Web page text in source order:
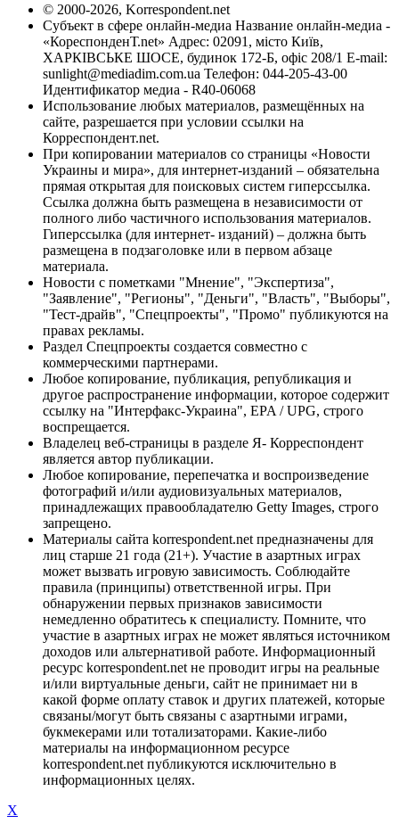
© 2000-2026, Korrespondent.net
Субъект в сфере онлайн-медиа Название онлайн-медиа -
«КореспонденТ.net» Адрес: 02091, місто Київ,
ХАРКІВСЬКЕ ШОСЕ, будинок 172-Б, офіс 208/1 E-mail:
sunlight@mediadim.com.ua Телефон: 044-205-43-00
Идентификатор медиа - R40-06068
Использование любых материалов, размещённых на
сайте, разрешается при условии ссылки на
Корреспондент.net.
При копировании материалов со страницы «Новости
Украины и мира», для интернет-изданий – обязательна
прямая открытая для поисковых систем гиперссылка.
Ссылка должна быть размещена в независимости от
полного либо частичного использования материалов.
Гиперссылка (для интернет- изданий) – должна быть
размещена в подзаголовке или в первом абзаце
материала.
Новости с пометками "Мнение", "Экспертиза",
"Заявление", "Регионы", "Деньги", "Власть", "Выборы",
"Тест-драйв", "Спецпроекты", "Промо" публикуются на
правах рекламы.
Раздел Спецпроекты создается совместно с
коммерческими партнерами.
Любое копирование, публикация, републикация и
другое распространение информации, которое содержит
ссылку на "Интерфакс-Украина", EPA / UPG, строго
воспрещается.
Владелец веб-страницы в разделе Я- Корреспондент
является автор публикации.
Любое копирование, перепечатка и воспроизведение
фотографий и/или аудиовизуальных материалов,
принадлежащих правообладателю Getty Images, строго
запрещено.
Материалы сайта korrespondent.net предназначены для
лиц старше 21 года (21+). Участие в азартных играх
может вызвать игровую зависимость. Соблюдайте
правила (принципы) ответственной игры. При
обнаружении первых признаков зависимости
немедленно обратитесь к специалисту. Помните, что
участие в азартных играх не может являться источником
доходов или альтернативой работе. Информационный
ресурс korrespondent.net не проводит игры на реальные
и/или виртуальные деньги, сайт не принимает ни в
какой форме оплату ставок и других платежей, которые
связаны/могут быть связаны с азартными играми,
букмекерами или тотализаторами. Какие-либо
материалы на информационном ресурсе
korrespondent.net публикуются исключительно в
информационных целях.
X